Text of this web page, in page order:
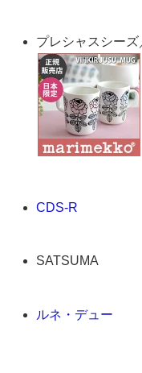
プレシャスシー
CDS-R
SATSUMA
ルネ・デュー